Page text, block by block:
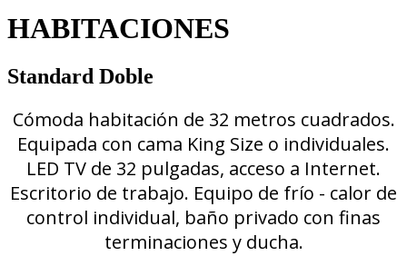
HABITACIONES
Standard Doble
Cómoda habitación de 32 metros cuadrados.
Equipada con cama King Size o individuales.
LED TV de 32 pulgadas, acceso a Internet.
Escritorio de trabajo. Equipo de frío - calor de
control individual, baño privado con finas
terminaciones y ducha.